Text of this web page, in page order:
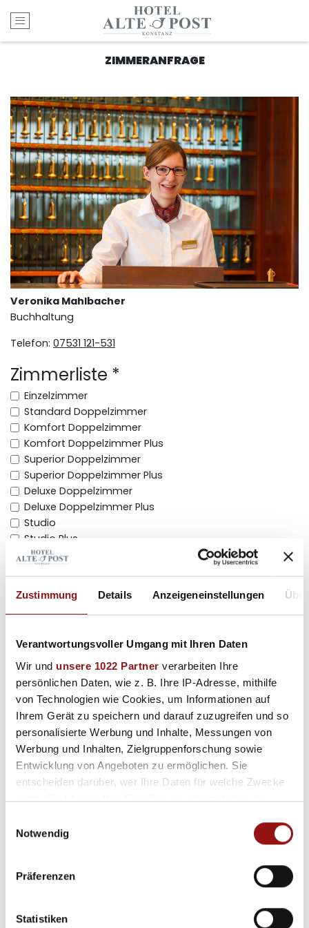
Zustimmung Details Anzeigeneinstellungen
Verantwortungsvoller Umgang mit Ihren Daten
Wir und unsere 1022 Partner verarbeiten Ihre
persönlichen Daten, wie z. B. Ihre IP-Adresse, mithilfe
von Technologien wie Cookies, um Informationen auf
Ihrem Gerät zu speichern und darauf zuzugreifen und so
personalisierte Werbung und Inhalte, Messungen von
Werbung und Inhalten, Zielgruppenforschung sowie
Entwicklung von Angeboten zu ermöglichen. Sie
entscheiden darüber, wer Ihre Daten für welche Zwecke
nutzt. Sie können Ihre Einwilligung jederzeit über die
Trigger Symbol ändern oder widerrufen
Informationen über Ihre geografische Lage erfassen,
Ihr Gerät durch aktives Scannen nach bestimmten
Notwendig
Präferenzen
Statistiken
Open main menu
ZIMMERANFRAGE
Veronika Mahlbacher
Buchhaltung
Telefon: 07531 121-531
Zimmerliste *
Einzelzimmer
Standard Doppelzimmer
Komfort Doppelzimmer
Komfort Doppelzimmer Plus
Superior Doppelzimmer
Superior Doppelzimmer Plus
Deluxe Doppelzimmer
Deluxe Doppelzimmer Plus
Studio
Studio Plus
Anrede *
Unternehmen
Straße
PLZ